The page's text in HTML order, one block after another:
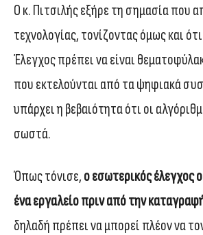
Ο κ. Πιτσιλής εξήρε τη σημασία που
τεχνολογίας, τονίζοντας όμως και
Έλεγχος πρέπει να είναι
που εκτελούνται από τα ψηφιακά
υπάρχει η βεβαιότητα ότι οι
σωστά.
Όπως τόνισε, ο εσωτερικός έλεγχος
ένα εργαλείο πριν από την
δηλαδή πρέπει να μπορεί πλέον να